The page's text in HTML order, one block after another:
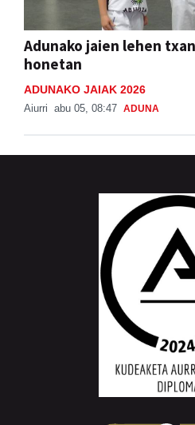
Adunako jaien lehen
honetan
ADUNAKO JAIAK 2026
Aiurri abu 05, 08:47 ADUNA